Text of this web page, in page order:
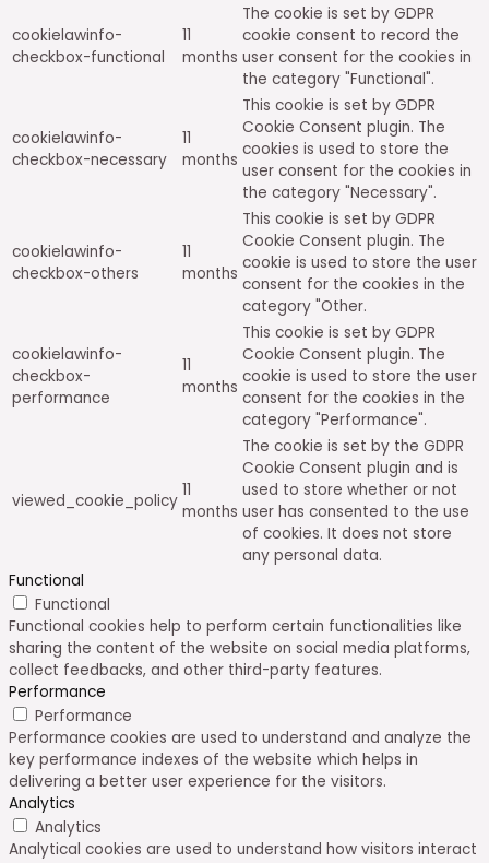
cookielawinfo-
checkbox-functional
11
months
The cookie is set by GDPR
cookie consent to record the
user consent for the cookies in
the category "Functional".
cookielawinfo-
checkbox-necessary
11
months
This cookie is set by GDPR
Cookie Consent plugin. The
cookies is used to store the
user consent for the cookies in
the category "Necessary".
cookielawinfo-
checkbox-others
11
months
This cookie is set by GDPR
Cookie Consent plugin. The
cookie is used to store the user
consent for the cookies in the
category "Other.
cookielawinfo-
checkbox-
performance
11
months
This cookie is set by GDPR
Cookie Consent plugin. The
cookie is used to store the user
consent for the cookies in the
category "Performance".
viewed_cookie_policy
11
months
The cookie is set by the GDPR
Cookie Consent plugin and is
used to store whether or not
user has consented to the use
of cookies. It does not store
any personal data.
Functional
Functional
Functional cookies help to perform certain functionalities like
sharing the content of the website on social media platforms,
collect feedbacks, and other third-party features.
Performance
Performance
Performance cookies are used to understand and analyze the
key performance indexes of the website which helps in
delivering a better user experience for the visitors.
Analytics
Analytics
Analytical cookies are used to understand how visitors interact